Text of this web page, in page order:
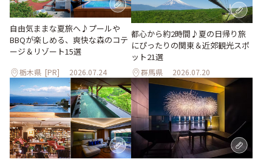
自由気ままな夏旅へ♪プールや
BBQが楽しめる、爽快な森のコテ
ージ＆リゾート15選
栃木県 [PR] 2026.07.24
都心から約2時間♪夏の日帰り旅
にぴったりの関東＆近郊観光スポ
ット21選
群馬県 2026.07.20